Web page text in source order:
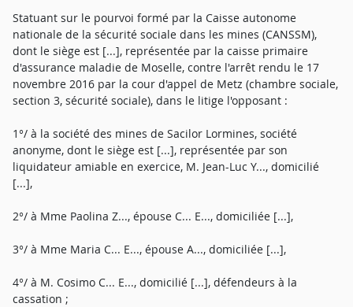
Statuant sur le pourvoi formé par la Caisse autonome
nationale de la sécurité sociale dans les mines (CANSSM),
dont le siège est [...], représentée par la caisse primaire
d'assurance maladie de Moselle, contre l'arrêt rendu le 17
novembre 2016 par la cour d'appel de Metz (chambre sociale,
section 3, sécurité sociale), dans le litige l'opposant :
1°/ à la société des mines de Sacilor Lormines, société
anonyme, dont le siège est [...], représentée par son
liquidateur amiable en exercice, M. Jean-Luc Y..., domicilié
[...],
2°/ à Mme Paolina Z..., épouse C... E..., domiciliée [...],
3°/ à Mme Maria C... E..., épouse A..., domiciliée [...],
4°/ à M. Cosimo C... E..., domicilié [...], défendeurs à la
cassation ;